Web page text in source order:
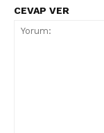
CEVAP VER